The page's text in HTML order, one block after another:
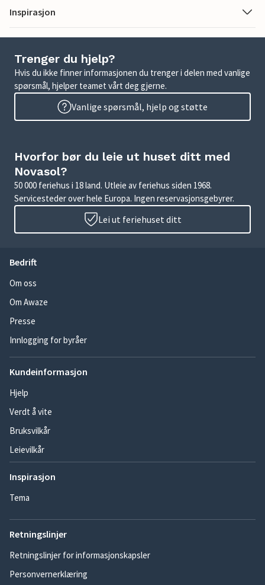
Inspirasjon
Trenger du hjelp?
Hvis du ikke finner informasjonen du trenger i delen med vanlige
spørsmål, hjelper teamet vårt deg gjerne.
Vanlige spørsmål, hjelp og støtte
Hvorfor bør du leie ut huset ditt med
Novasol?
50 000 feriehus i 18 land. Utleie av feriehus siden 1968.
Servicesteder over hele Europa. Ingen reservasjonsgebyrer.
Lei ut feriehuset ditt
Bedrift
Om oss
Om Awaze
Presse
Innlogging for byråer
Kundeinformasjon
Hjelp
Verdt å vite
Bruksvilkår
Leievilkår
Inspirasjon
Tema
Retningslinjer
Retningslinjer for informasjonskapsler
Personvernerklæring